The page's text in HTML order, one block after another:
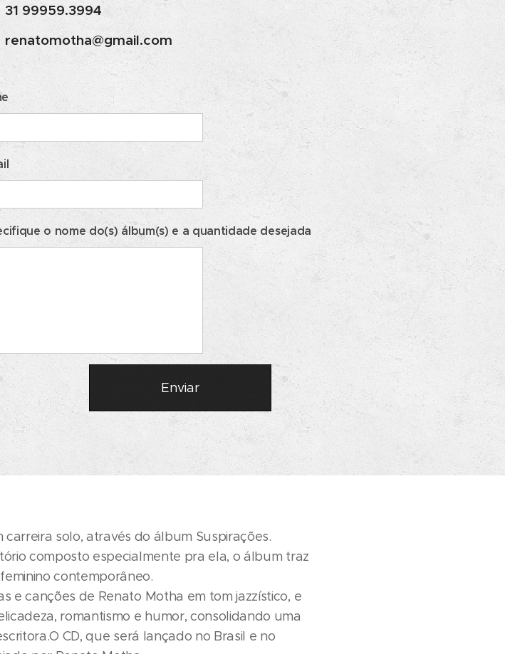
31 99959.3994
renatomotha@gmail.com
o nome do(s) álbum(s) e a quantidade desejada
Enviar
carreira solo, através do álbum Suspirações.
composto especialmente pra ela, o álbum traz
contemporâneo.
e canções de Renato Motha em tom jazzístico, e
romantismo e humor, consolidando uma
CD, que será lançado no Brasil e no